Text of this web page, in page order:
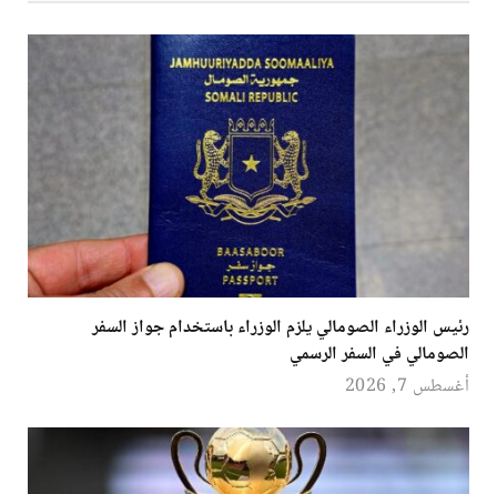
رئيس الوزراء الصومالي يلزم الوزراء باستخدام جواز السفر
الصومالي في السفر الرسمي
أغسطس 7, 2026